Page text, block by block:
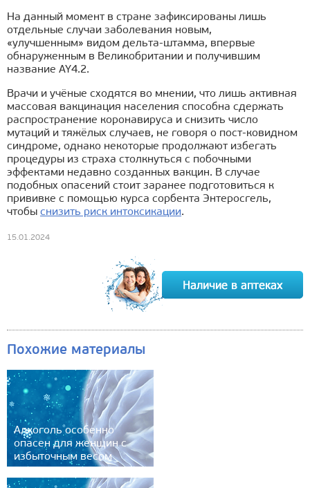
На данный момент в стране зафиксированы лишь
отдельные случаи заболевания новым,
«улучшенным» видом дельта-штамма, впервые
обнаруженным в Великобритании и получившим
название AY4.2.
Врачи и учёные сходятся во мнении, что лишь активная
массовая вакцинация населения способна сдержать
распространение коронавируса и снизить число
мутаций и тяжёлых случаев, не говоря о пост-ковидном
синдроме, однако некоторые продолжают избегать
процедуры из страха столкнуться с побочными
эффектами недавно созданных вакцин. В случае
подобных опасений стоит заранее подготовиться к
прививке с помощью курса сорбента Энтеросгель,
чтобы снизить риск интоксикации.
15.01.2024
Похожие материалы
Алкоголь особенно
опасен для женщин с
избыточным весом